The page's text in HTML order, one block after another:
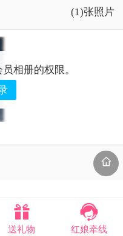
(1)张照片
相册的权限。

送礼物

红娘牵线
